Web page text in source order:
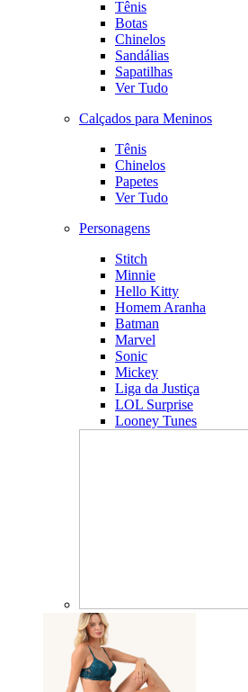
Tênis
Botas
Chinelos
Sandálias
Sapatilhas
Ver Tudo
Calçados para Meninos
Tênis
Chinelos
Papetes
Ver Tudo
Personagens
Stitch
Minnie
Hello Kitty
Homem Aranha
Batman
Marvel
Sonic
Mickey
Liga da Justiça
LOL Surprise
Looney Tunes